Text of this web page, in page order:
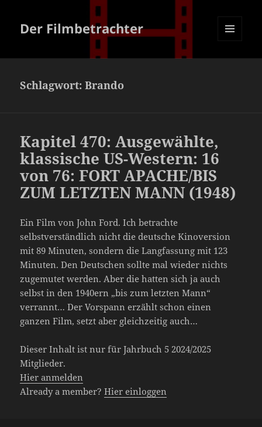
Der Filmbetrachter
Schlagwort:Brando
Kapitel 470: Ausgewählte,
klassische US-Western: 16
von 76: FORT APACHE/BIS
ZUM LETZTEN MANN (1948)
Ein Film von John Ford. Ich betrachte
selbstverständlich nicht die deutsche Kinoversion
mit 89 Minuten, sondern die Langfassung mit 123
Minuten. Den Deutschen sollte mal wieder nichts
zugemutet werden. Aber die hatten sich ja auch
selbst in den 1940ern „bis zum letzten Mann“
verrannt… Der Vorspann erzählt schon einen
ganzen Film, setzt aber gleichzeitig auch…
Dieser Inhalt ist nur für Jahrbuch 5 2024/2025
Mitglieder.
Hier anmelden
Already a member?Hier einloggen